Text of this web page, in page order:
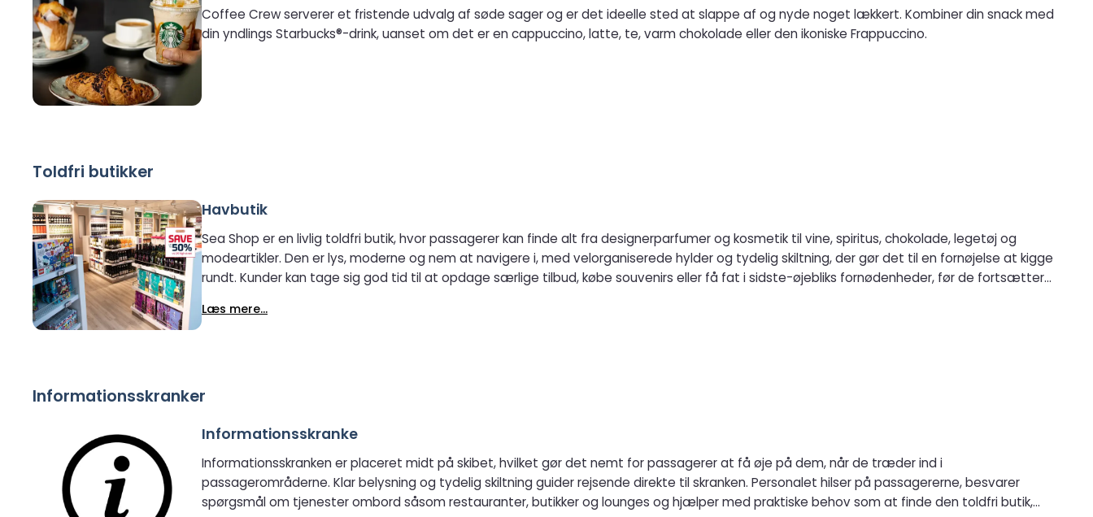
Coffee Crew serverer et fristende udvalg af søde sager og er det ideelle sted at slappe af og nyde noget lækkert. Kombiner din snack med
din yndlings Starbucks®-drink, uanset om det er en cappuccino, latte, te, varm chokolade eller den ikoniske Frappuccino.
Toldfri butikker
Havbutik
Sea Shop er en livlig toldfri butik, hvor passagerer kan finde alt fra designerparfumer og kosmetik til vine, spiritus, chokolade, legetøj og
modeartikler. Den er lys, moderne og nem at navigere i, med velorganiserede hylder og tydelig skiltning, der gør det til en fornøjelse at kigge
rundt. Kunder kan tage sig god tid til at opdage særlige tilbud, købe souvenirs eller få fat i sidste-øjebliks fornødenheder, før de fortsætter
Læs mere...
Informationsskranker
Informationsskranke
Informationsskranken er placeret midt på skibet, hvilket gør det nemt for passagerer at få øje på dem, når de træder ind i
passagerområderne. Klar belysning og tydelig skiltning guider rejsende direkte til skranken. Personalet hilser på passagererne, besvarer
spørgsmål om tjenester ombord såsom restauranter, butikker og lounges og hjælper med praktiske behov som at finde den toldfri butik,